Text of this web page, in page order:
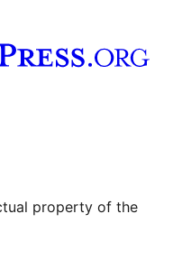
property of the